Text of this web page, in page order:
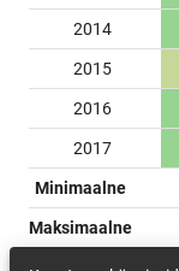
2014
2015
2016
2017
Minimaalne
Maksimaalne